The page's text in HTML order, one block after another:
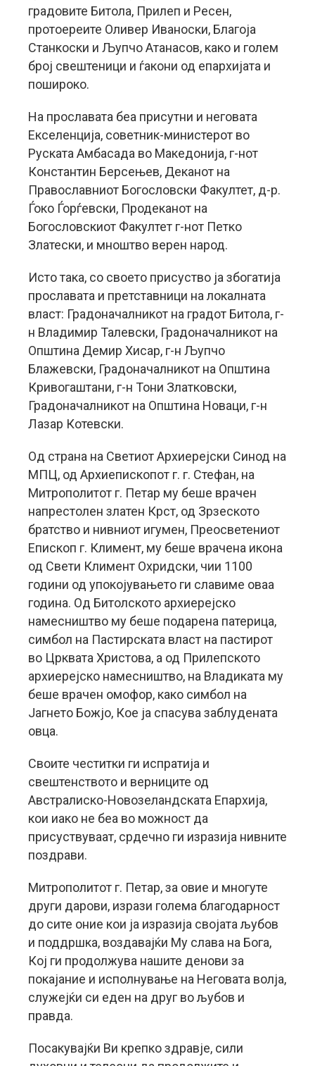
градовите Битола, Прилеп и Ресен,
протоереите Оливер Иваноски, Благоја
Станкоски и Љупчо Атанасов, како и голем
број свештеници и ѓакони од епархијата и
пошироко.
На прославата беа присутни и неговата
Екселенција, советник-министерот во
Руската Амбасада во Македонија, г-нот
Константин Берсењев, Деканот на
Православниот Богословски Факултет, д-р.
Ѓоко Ѓорѓевски, Продеканот на
Богословскиот Факултет г-нот Петко
Златески, и мноштво верен народ.
Исто така, со своето присуство ја збогатија
прославата и претставници на локалната
власт: Градоначалникот на градот Битола, г-
н Владимир Талевски, Градоначалникот на
Општина Демир Хисар, г-н Љупчо
Блажевски, Градоначалникот на Општина
Кривогаштани, г-н Тони Златковски,
Градоначалникот на Општина Новаци, г-н
Лазар Котевски.
Од страна на Светиот Архиерејски Синод на
МПЦ, од Архиепископот г. г. Стефан, на
Митрополитот г. Петар му беше врачен
напрестолен златен Крст, од Зрзеското
братство и нивниот игумен, Преосветениот
Епископ г. Климент, му беше врачена икона
од Свети Климент Охридски, чии 1100
години од упокојувањето ги славиме оваа
година. Од Битолското архиерејско
намесништво му беше подарена патерица,
симбол на Пастирската власт на пастирот
во Црквата Христова, а од Прилепското
архиерејско намесништво, на Владиката му
беше врачен омофор, како симбол на
Јагнето Божјо, Кое ја спасува заблудената
овца.
Своите честитки ги испратија и
свештенството и верниците од
Австралиско-Новозеландската Епархија,
кои иако не беа во можност да
присуствуваат, срдечно ги изразија нивните
поздрави.
Митрополитот г. Петар, за овие и многуте
други дарови, изрази голема благодарност
до сите оние кои ја изразија својата љубов
и поддршка, воздавајќи Му слава на Бога,
Кој ги продолжува нашите денови за
покајание и исполнување на Неговата волја,
служејќи си еден на друг во љубов и
правда.
Посакувајќи Ви крепко здравје, сили